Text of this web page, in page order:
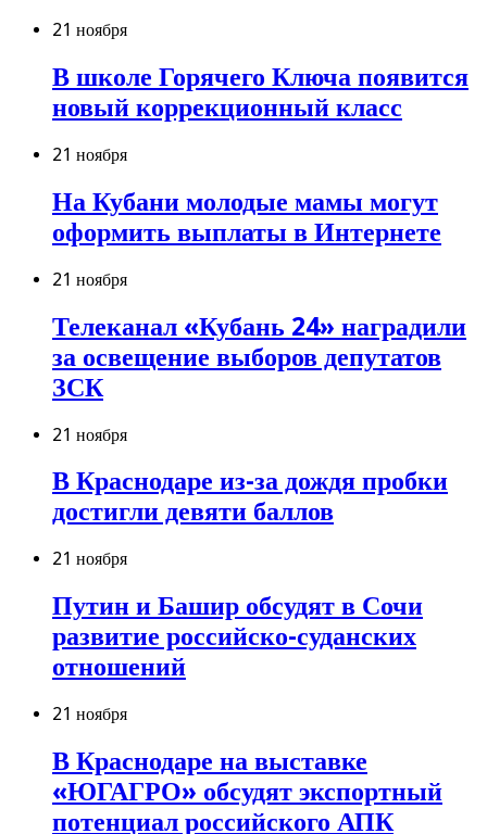
21 ноября
В школе Горячего Ключа появится
новый коррекционный класс
21 ноября
На Кубани молодые мамы могут
оформить выплаты в Интернете
21 ноября
Телеканал «Кубань 24» наградили
за освещение выборов депутатов
ЗСК
21 ноября
В Краснодаре из-за дождя пробки
достигли девяти баллов
21 ноября
Путин и Башир обсудят в Сочи
развитие российско-суданских
отношений
21 ноября
В Краснодаре на выставке
«ЮГАГРО» обсудят экспортный
потенциал российского АПК